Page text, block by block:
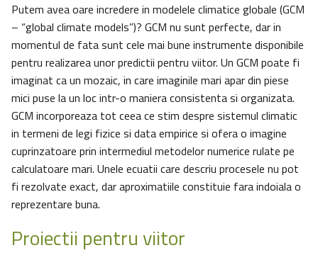
Putem avea oare incredere in modelele climatice globale (GCM
– “global climate models”)? GCM nu sunt perfecte, dar in
momentul de fata sunt cele mai bune instrumente disponibile
pentru realizarea unor predictii pentru viitor. Un GCM poate fi
imaginat ca un mozaic, in care imaginile mari apar din piese
mici puse la un loc intr-o maniera consistenta si organizata.
GCM incorporeaza tot ceea ce stim despre sistemul climatic
in termeni de legi fizice si data empirice si ofera o imagine
cuprinzatoare prin intermediul metodelor numerice rulate pe
calculatoare mari. Unele ecuatii care descriu procesele nu pot
fi rezolvate exact, dar aproximatiile constituie fara indoiala o
reprezentare buna.
Proiectii pentru viitor